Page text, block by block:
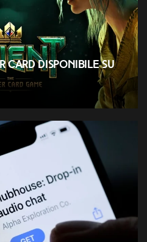
Card disponibile su